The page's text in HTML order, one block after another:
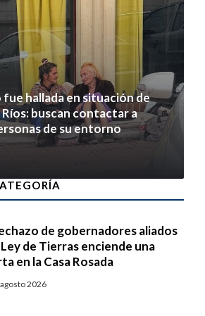
hallada en situación de
buscan contactar a
de su entorno
de gobernadores aliados
Ley de Tierras enciende una
en la Casa Rosada
2026